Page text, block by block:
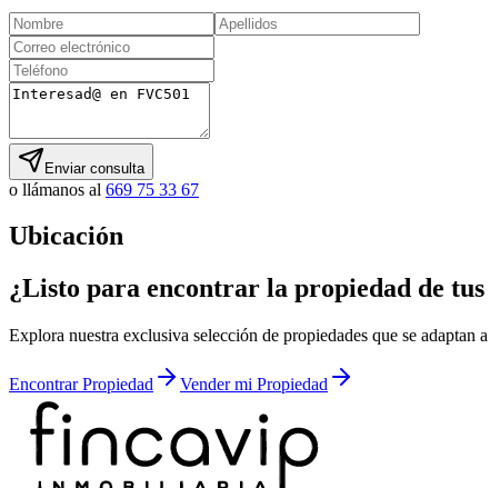
Enviar consulta
o llámanos al 669 75 33 67
Ubicación
¿Listo para encontrar la propiedad de tus
Explora nuestra exclusiva selección de propiedades que se adaptan
Encontrar Propiedad Vender mi Propiedad